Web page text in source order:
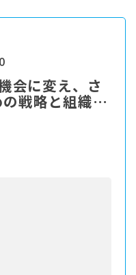
会に変え、さ
戦略と組織づ